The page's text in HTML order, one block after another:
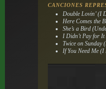
CANCIONES
Double Lovin’ (I
Here Comes the
She’s a Bird
I Didn’t Pay for
Twice on Sunday
If You Need Me